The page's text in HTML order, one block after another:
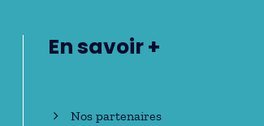
En savoir +
Nos partenaires